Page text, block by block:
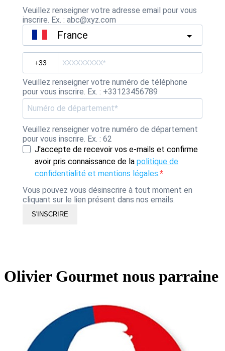
Veuillez renseigner votre adresse email pour vous
inscrire. Ex. : abc@xyz.com
France
Veuillez renseigner votre numéro de téléphone
pour vous inscrire. Ex. : +33123456789
Veuillez renseigner votre numéro de département
pour vous inscrire. Ex. : 62
J'accepte de recevoir vos e-mails et confirme
avoir pris connaissance de la politique de
confidentialité et mentions légales.
Vous pouvez vous désinscrire à tout moment en
cliquant sur le lien présent dans nos emails.
S'INSCRIRE
Olivier Gourmet nous parraine